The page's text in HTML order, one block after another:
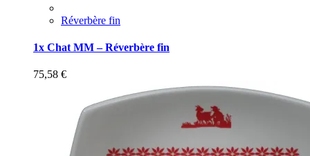
Réverbère fin
1x Chat MM – Réverbère fin
75,58 €